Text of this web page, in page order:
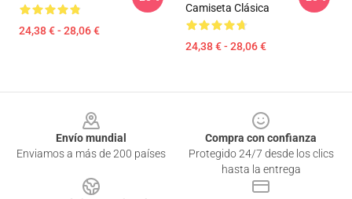
24,38 € - 28,06 €
Camiseta Clásica
24,38 € - 28,06 €
Envío mundial
Enviamos a más de 200 países
Compra con confianza
Protegido 24/7 desde los clics
hasta la entrega